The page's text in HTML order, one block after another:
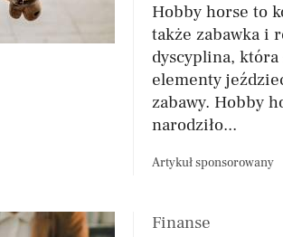
Hobby horse to
także zabawka i
dyscyplina, która
elementy
zabawy. Hobby
narodziło...
Artykuł sponsorowany
Finanse